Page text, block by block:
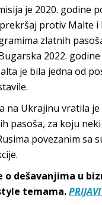
je 2020. godine
protiv Malte i
zlatnih
2022.
je bila jedna od
na Ukrajinu vratila
pasoša, za koju
povezanim sa
o dešavanjima u
temama.